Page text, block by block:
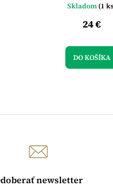
Skladom (1
24 €
DO KOŠÍKA
newsletter